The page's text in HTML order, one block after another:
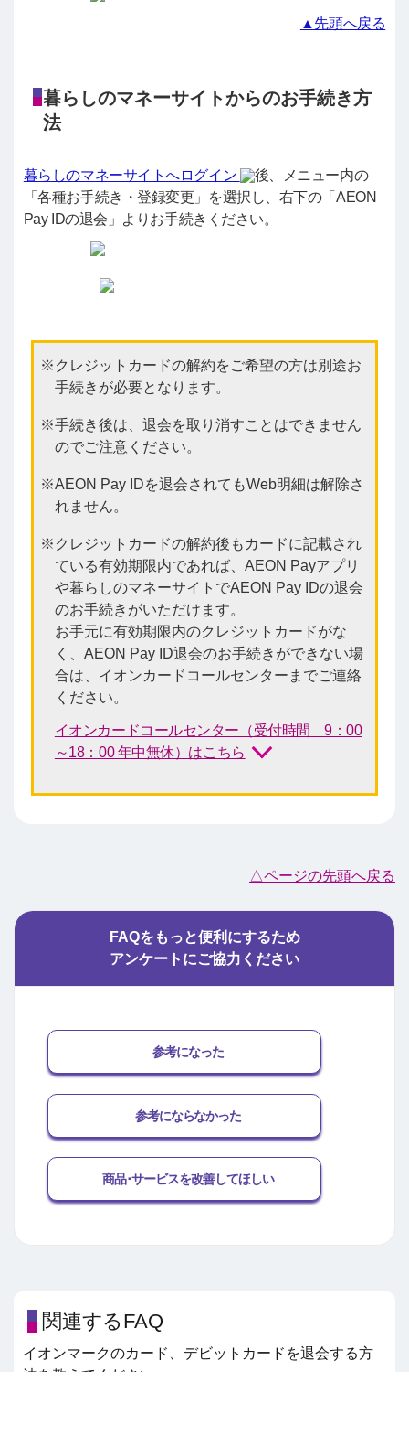
▲先頭へ戻る
暮らしのマネーサイトからのお手続き方
法
暮らしのマネーサイトへログイン
後、メニュー内の
「各種お手続き・登録変更」を選択し、右下の「AEON
Pay IDの退会」よりお手続きください。
クレジットカードの解約をご希望の方は別途お
手続きが必要となります。
手続き後は、退会を取り消すことはできません
のでご注意ください。
AEON Pay IDを退会されてもWeb明細は解除さ
れません。
クレジットカードの解約後もカードに記載され
ている有効期限内であれば、AEON Payアプリ
や暮らしのマネーサイトでAEON Pay IDの退会
のお手続きがいただけます。
お手元に有効期限内のクレジットカードがな
く、AEON Pay ID退会のお手続きができない場
合は、イオンカードコールセンターまでご連絡
ください。
イオンカードコールセンター（受付時間 9：00
～18：00 年中無休）はこちら
△ページの先頭へ戻る
FAQをもっと便利にするため
アンケートにご協力ください
参考になった
参考にならなかった
商品･サービスを改善してほしい
関連するFAQ
イオンマークのカード、デビットカードを退会する方
法を教えてください。